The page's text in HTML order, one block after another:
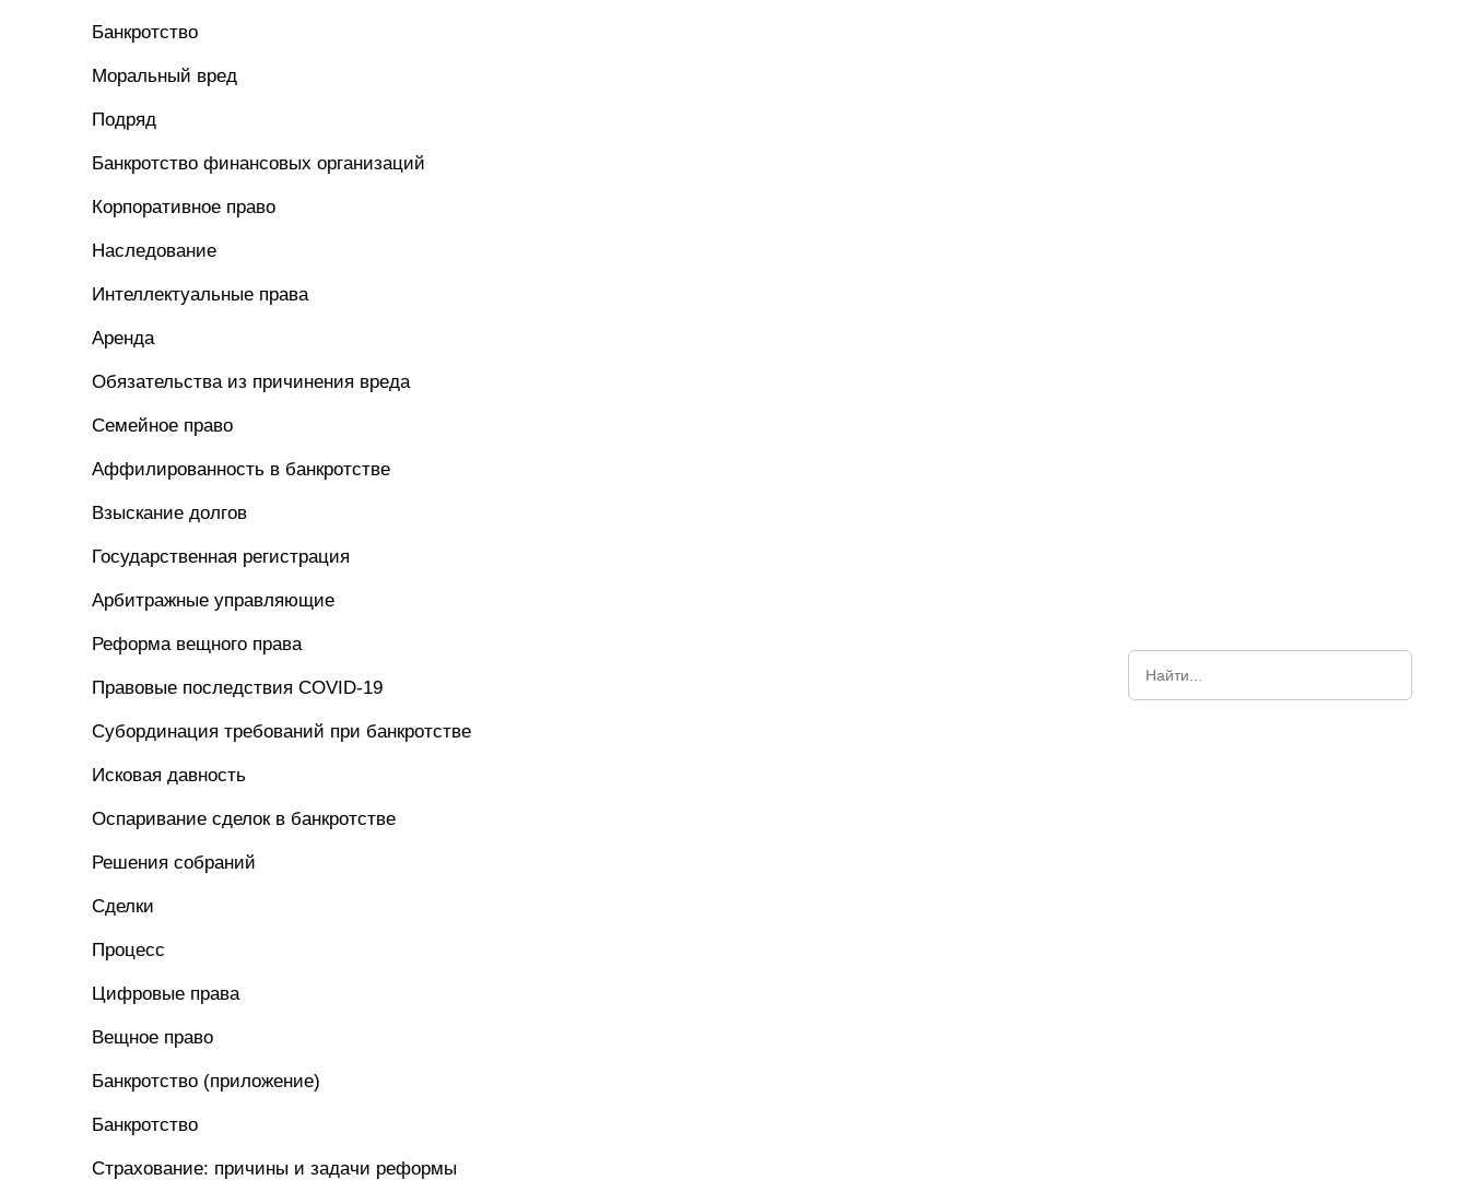
Банкротство
Моральный вред
Подряд
Банкротство финансовых организаций
Корпоративное право
Наследование
Интеллектуальные права
Аренда
Обязательства из причинения вреда
Семейное право
Аффилированность в банкротстве
Взыскание долгов
Государственная регистрация
Арбитражные управляющие
Реформа вещного права
Правовые последствия COVID-19
Субординация требований при банкротстве
Исковая давность
Оспаривание сделок в банкротстве
Решения собраний
Сделки
Процесс
Цифровые права
Вещное право
Банкротство (приложение)
Банкротство
Страхование: причины и задачи реформы